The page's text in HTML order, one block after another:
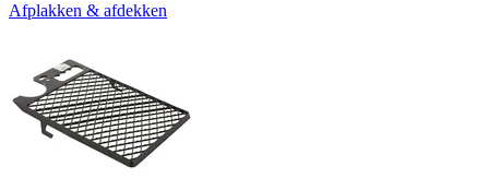
Afplakken & afdekken